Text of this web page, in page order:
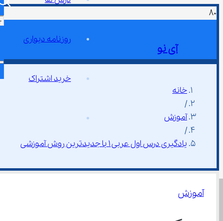
آی نو
روزنامه دیواری
خرید اشتراک
خانه
/
آموزش
/
یادگیری درس اول عربی ۱ با جدیدترین روش آموزشی
آموزش